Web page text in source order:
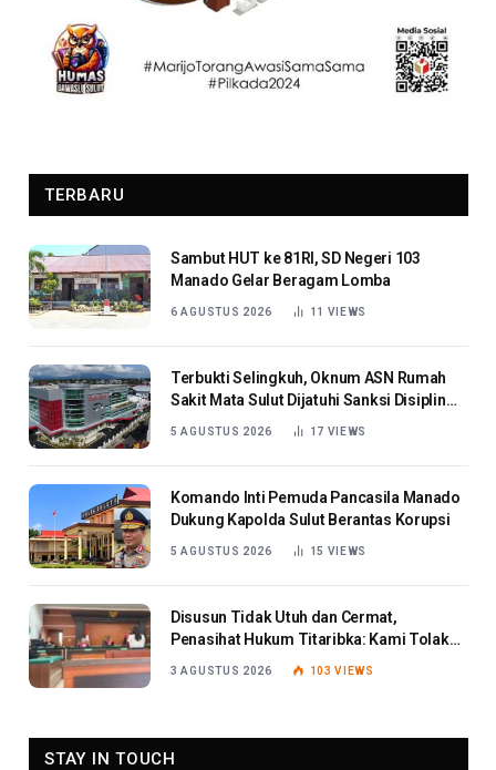
TERBARU
Sambut HUT ke 81RI, SD Negeri 103
Manado Gelar Beragam Lomba
6 AGUSTUS 2026 11 VIEWS
Terbukti Selingkuh, Oknum ASN Rumah
Sakit Mata Sulut Dijatuhi Sanksi Disiplin
5 AGUSTUS 2026 17 VIEWS
Komando Inti Pemuda Pancasila Manado
Dukung Kapolda Sulut Berantas Korupsi
5 AGUSTUS 2026 15 VIEWS
Disusun Tidak Utuh dan Cermat,
Penasihat Hukum Titaribka: Kami Tolak
3 AGUSTUS 2026 103VIEWS
STAY IN TOUCH